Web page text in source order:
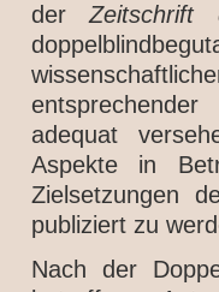
derZeitschrift
adequat
Aspekte in
Zielsetzungen
publiziert zu
Nach der